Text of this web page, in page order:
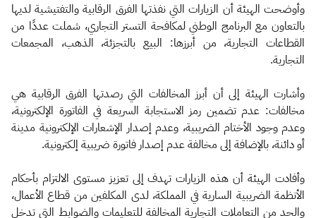
وأوضحت الهيئة أن الزيارات التي نفذتها الفرق الرقابية والتفتيشية لديها
بالتعاون مع البرنامج الوطني لمكافحة التستر التجاري، شملت عددًا من
القطاعات التجارية، من أبرزها: البيع بالتجزئة، الذهب، المجمعات
التجارية.
وأشارت الهيئة إلى أن أبرز المخالفات التي رصدتها الفرق الرقابية هي
مخالفات: عدم تضمين رمز الاستجابة السريعة في الفاتورة الإلكترونية،
وعدم وجود الأختام الضريبية، وعدم إصدار الإشعارات الإلكترونية مدينة
أو دائنة، بالإضافة إلى مخالفة عدم إصدار فاتورة ضريبية إلكترونية.
وأفادت الهيئة أن هذه الزيارات تهدف إلى تعزيز مستوى الالتزام بأحكام
الأنظمة الضريبية السارية في المملكة، لدى المكلفين من قطاع الأعمال،
والحد من التعاملات التجارية المخالفة للتعليمات والضوابط التي تدخل